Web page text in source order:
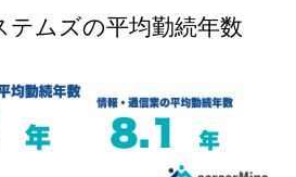
テムズの平均勤続年数